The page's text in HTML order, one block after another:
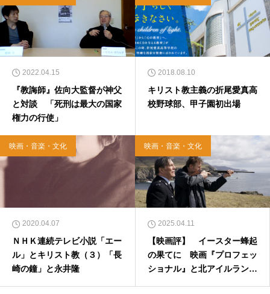
2022.04.15
『教誨師』佐向大監督が神父
と対談 「死刑は最大の国家
権力の行使」
2018.08.10
キリスト教主義の折尾愛真高
校野球部、甲子園初出場
映画・音楽・文化
2020.04.07
ＮＨＫ連続テレビ小説「エー
ル」とキリスト教（３）「長
崎の鐘」と永井隆
映画・音楽・文化
2025.04.11
【映画評】 イースター蜂起
の果てに 映画『プロフェッ
ショナル』と北アイルランド